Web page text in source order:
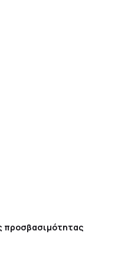
προσβασιμότητας